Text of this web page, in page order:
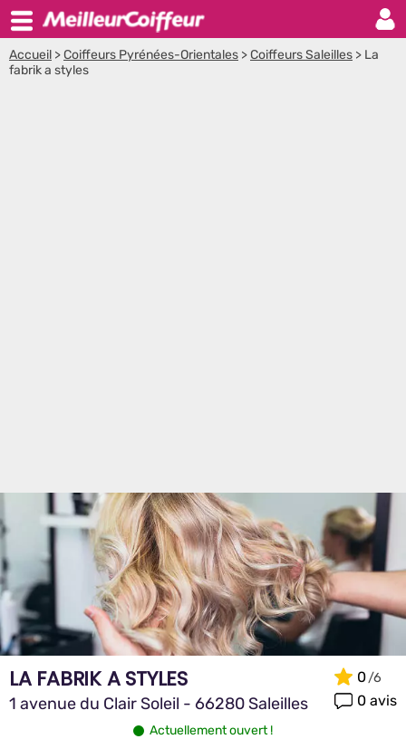
Accueil >Coiffeurs Pyrénées-Orientales >Coiffeurs Saleilles > La
fabrik a styles
LA FABRIK A STYLES
1 avenue du Clair Soleil - 66280 Saleilles
0
0 avis
Actuellement ouvert !